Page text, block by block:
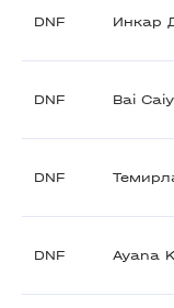
DNF Инкар
DNF Bai
DNF
DNF Ayana